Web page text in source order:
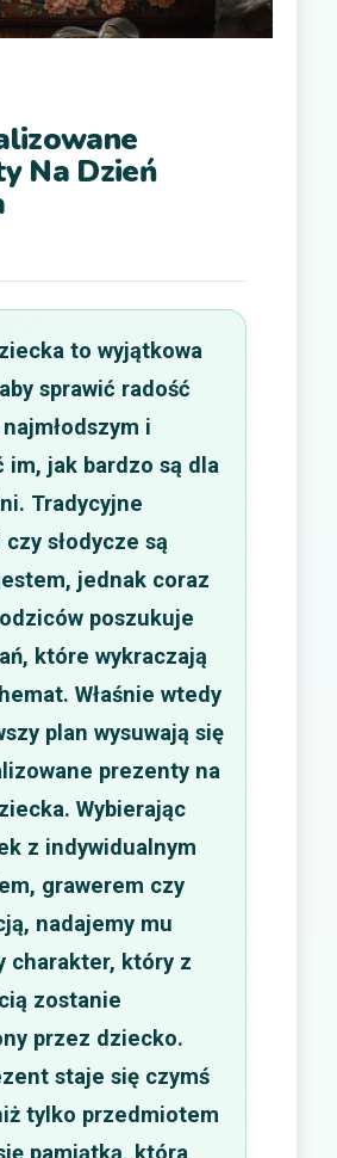
Na Dzień
to wyjątkowa
sprawić radość
i
im, jak bardzo są dla
Tradycyjne
czy słodycze są
jednak coraz
poszukuje
które wykraczają
Właśnie wtedy
plan wysuwają się
prezenty na
Wybierając
z indywidualnym
grawerem czy
nadajemy mu
charakter, który z
zostanie
przez dziecko.
staje się czymś
tylko przedmiotem
pamiątką, która